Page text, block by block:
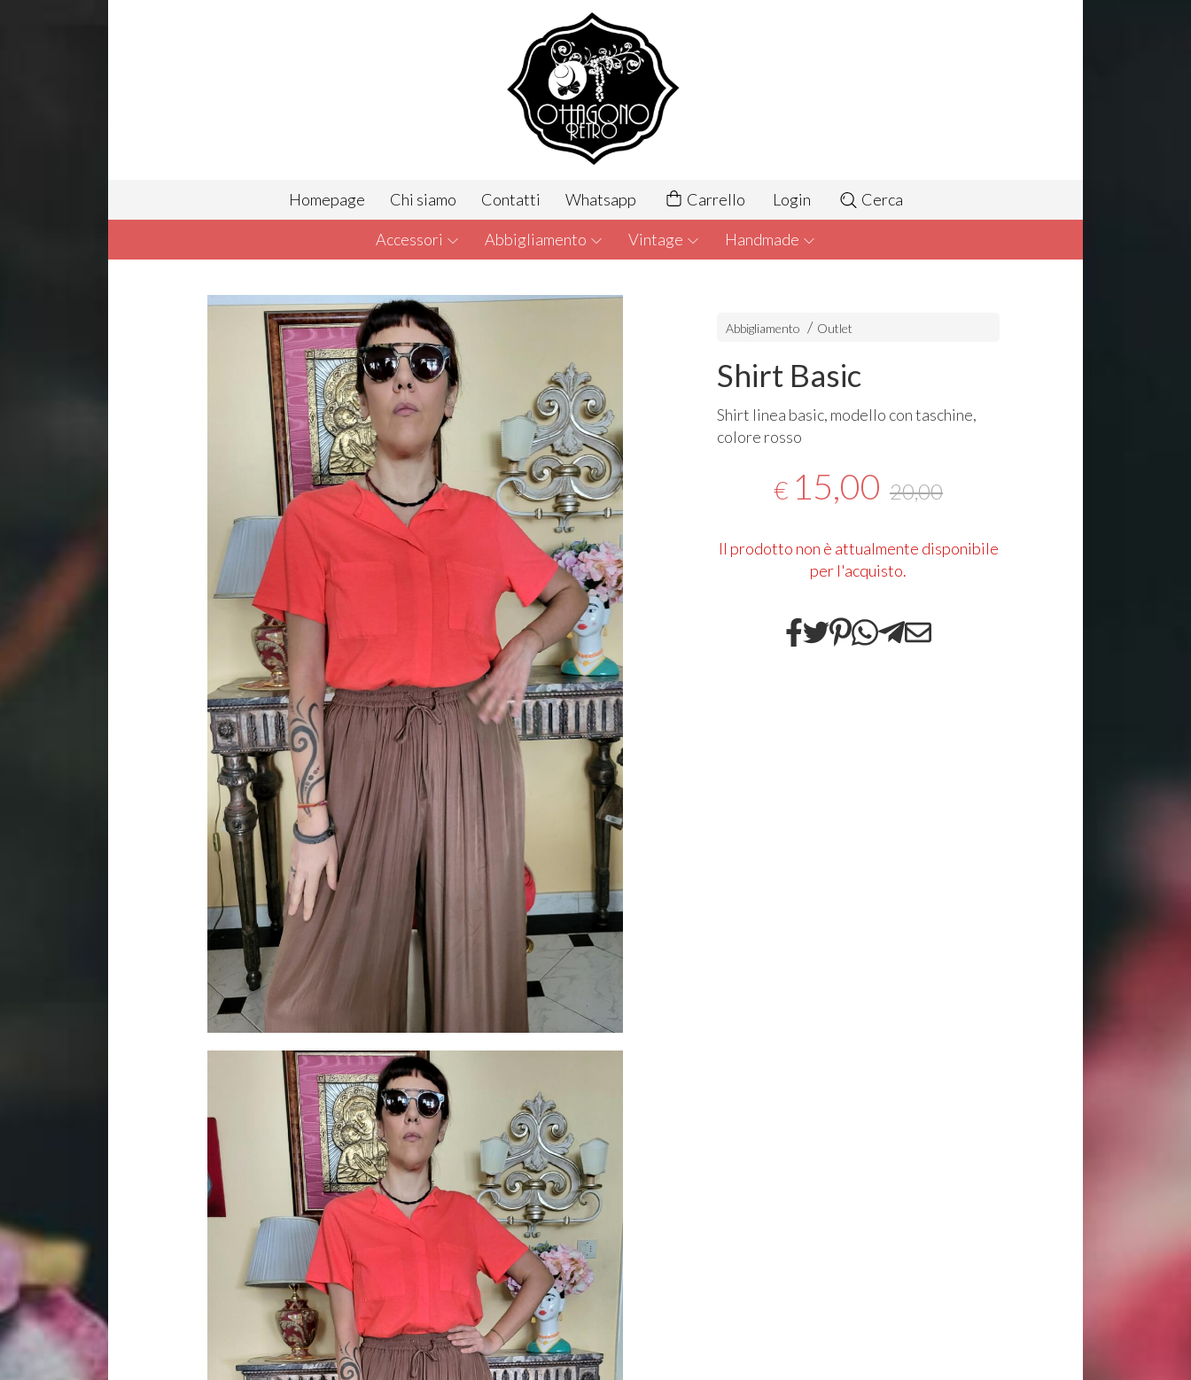
Homepage Chi siamo Contatti Whatsapp Carrello Login Cerca
Accessori Abbigliamento Vintage Handmade
Abbigliamento Outlet
Shirt Basic
Shirt linea basic, modello con taschine,
colore rosso
€ 15,00 20,00
Il prodotto non è attualmente disponibile
per l'acquisto.